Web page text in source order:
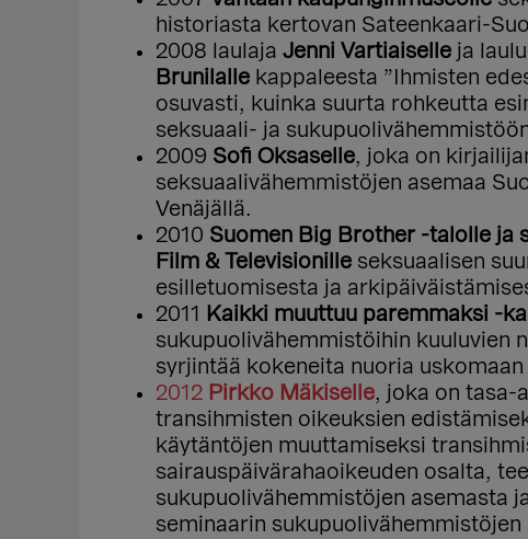
historiasta kertovan Sateenkaari-
2008 laulaja Jenni Vartiaiselle ja
Brunilalle kappaleesta ”Ihmisten
osuvasti, kuinka suurta rohkeutta
seksuaali- ja
2009 Sofi Oksaselle, joka on
seksuaalivähemmistöjen asemaa
Venäjällä.
2010 Suomen Big Brother -talolle ja
Film & Televisionille seksuaalisen
esilletuomisesta ja
2011
Kaikki muuttuu paremmaksi -
sukupuolivähemmistöihin kuuluvien
syrjintää kokeneita nuoria uskomaan
2012 Pirkko Mäkiselle, joka on tasa-
transihmisten oikeuksien
käytäntöjen muuttamiseksi
sairauspäivärahaoikeuden osalta,
sukupuolivähemmistöjen asemasta
seminaarin